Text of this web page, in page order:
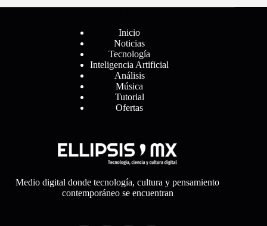
Inicio
Noticias
Tecnología
Inteligencia Artificial
Análisis
Música
Tutorial
Ofertas
Medio digital donde tecnología, cultura y pensamiento
contemporáneo se encuentran